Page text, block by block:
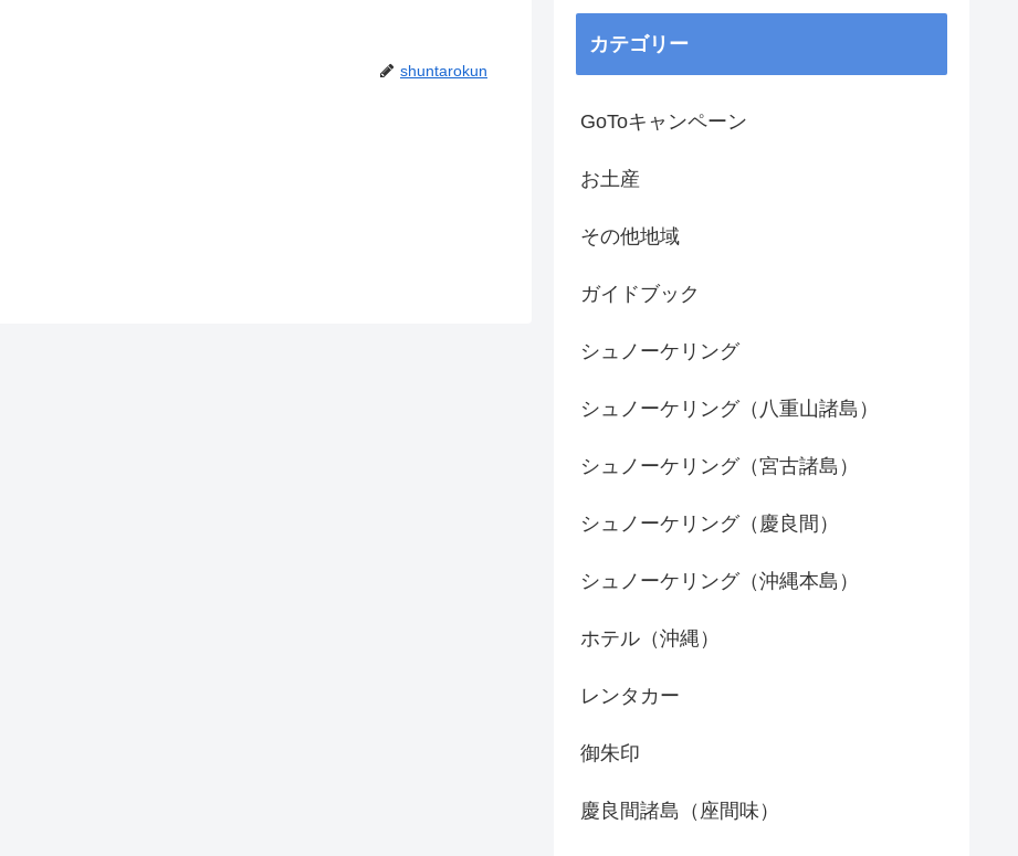
shuntarokun
カテゴリー
GoToキャンペーン
お土産
その他地域
ガイドブック
シュノーケリング
シュノーケリング（八重山諸島）
シュノーケリング（宮古諸島）
シュノーケリング（慶良間）
シュノーケリング（沖縄本島）
ホテル（沖縄）
レンタカー
御朱印
慶良間諸島（座間味）